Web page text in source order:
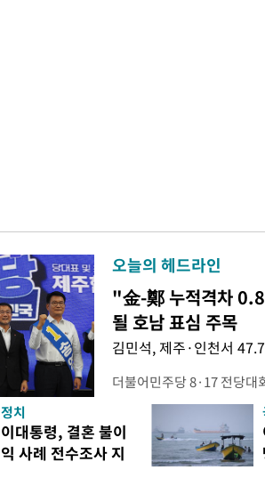
오늘의 헤드라인
"金-鄭 누적격차
될 호남 표심 주목
김민석, 제주·인천서
더불어민주당 8·17 전당대
보가 8일 제주·인천 지역
다. 앞서 정청래 후보 우세
·울산·경남 경선에서 1승
제주·인천 경선에서 이기
정치
이대통령, 결혼 불이
익 사례 전수조사 지